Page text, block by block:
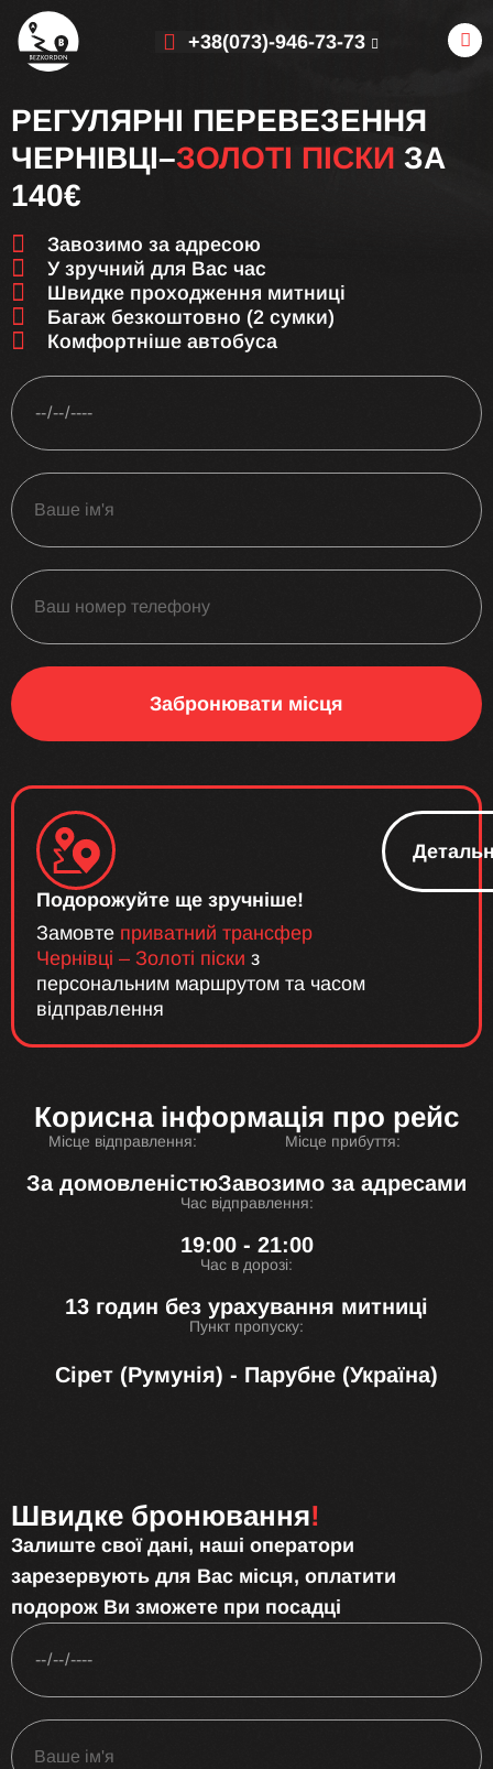
+38(073)-946-73-73
РЕГУЛЯРНІ ПЕРЕВЕЗЕННЯ
ЧЕРНІВЦІ–ЗОЛОТІ ПІСКИ ЗА
140€
Завозимо за адресою
У зручний для Вас час
Швидке проходження митниці
Багаж безкоштовно (2 сумки)
Комфортніше автобуса
Забронювати місця
Подорожуйте ще зручніше!
Замовте приватний трансфер
Чернівці – Золоті піски з
персональним маршрутом та часом
відправлення
Корисна інформація про рейс
Місце відправлення:
За домовленістю
Місце прибуття:
Завозимо за адресами
Час відправлення:
19:00 - 21:00
Час в дорозі:
13 годин без урахування митниці
Пункт пропуску:
Сірет (Румунія) - Парубне (Україна)
Швидке бронювання!
Залиште свої дані, наші оператори
зарезервують для Вас місця, оплатити
подорож Ви зможете при посадці